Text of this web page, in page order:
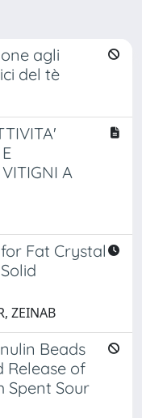
agli
del tè
A
Fat Crystal
ZEINAB
Beads
Release of
Spent Sour